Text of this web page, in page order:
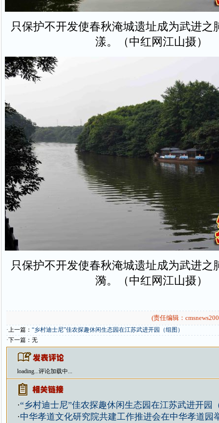
只保护不开发使春秋淹城遗址成为武进之
漾。（中红网江山摄）
只保护不开发使春秋淹城遗址成为武进之
漪。（中红网江山摄）
(责任编辑：
·上一篇： “乡村迪士尼”佳农探趣休闲生态园在江苏武进开园（组图）
·下一篇：无
loading...评论加载中...
·“乡村迪士尼”佳农探趣休闲生态园在江苏武进开园
·中华孝道文化研究院共建工作推进会在中华孝道园